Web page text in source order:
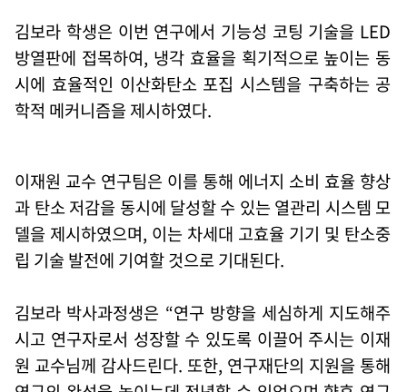
김보라 학생은 이번 연구에서 기능성 코팅 기술을 LED
방열판에 접목하여, 냉각 효율을 획기적으로 높이는 동
시에 효율적인 이산화탄소 포집 시스템을 구축하는 공
학적 메커니즘을 제시하였다.
이재원 교수 연구팀은 이를 통해 에너지 소비 효율 향상
과 탄소 저감을 동시에 달성할 수 있는 열관리 시스템 모
델을 제시하였으며, 이는 차세대 고효율 기기 및 탄소중
립 기술 발전에 기여할 것으로 기대된다.
김보라 박사과정생은 “연구 방향을 세심하게 지도해주
시고 연구자로서 성장할 수 있도록 이끌어 주시는 이재
원 교수님께 감사드린다. 또한, 연구재단의 지원을 통해